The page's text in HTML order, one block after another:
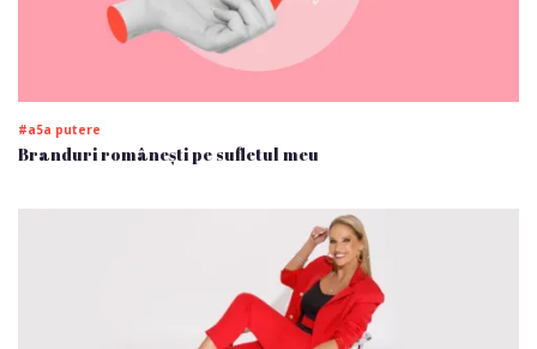
#a5a putere
Branduri românești pe sufletul meu